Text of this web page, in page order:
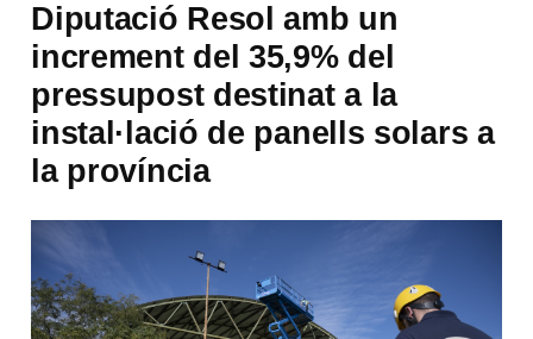
Diputació Resol amb un
increment del 35,9% del
pressupost destinat a la
instal·lació de panells solars a
la província